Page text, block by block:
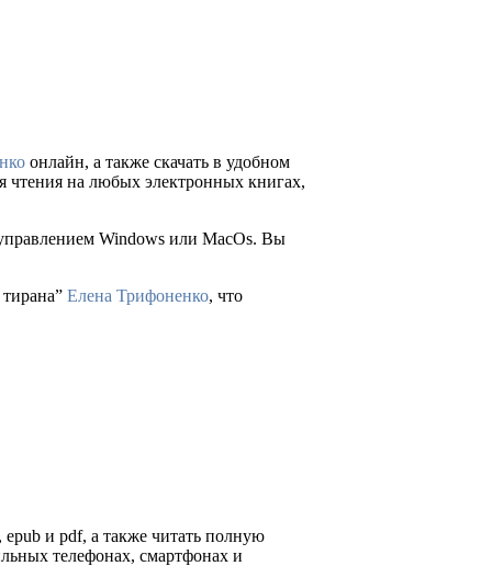
онлайн, а также скачать в удобном
чтения на любых электронных книгах,
Windows или MacOs. Вы
Елена Трифоненко, что
и pdf, а также читать полную
телефонах, смартфонах и